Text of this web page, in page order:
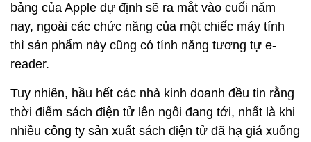
bảng của Apple dự định sẽ ra mắt vào cuối năm
nay, ngoài các chức năng của một chiếc máy tính
thì sản phẩm này cũng có tính năng tương tự e-
reader.
Tuy nhiên, hầu hết các nhà kinh doanh đều tin rằng
thời điểm sách điện tử lên ngôi đang tới, nhất là khi
nhiều công ty sản xuất sách điện tử đã hạ giá xuống